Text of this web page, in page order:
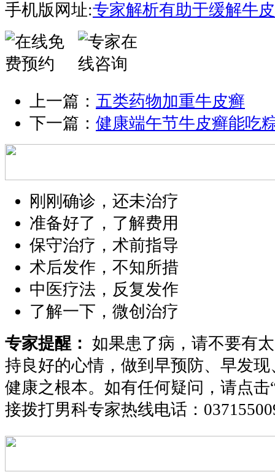
手机版网址:专家解析有助于缓解牛
上一篇： 五类药物加重牛皮癣
下一篇： 健康端午节牛皮癣能吃
刚刚确诊，还未治疗
准备好了，了解费用
保守治疗，术前指导
术后发作，不知所措
中医疗法，反复发作
了解一下，微创治疗
专家提醒： 如果患了病，请不要有
持良好的心情，做到早预防、早发
健康之根本。如有任何疑问，请点击
接拨打男科专家热线电话：